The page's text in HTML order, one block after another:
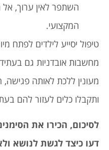
השתפר לאין ערוך,
המקצועי.
טיפול יסייע לילדים לפתח
מחשבות אובדניות גם
מעונין ללכת לאותה
ותקבלו כלים לעזור להם
לסיכום, הכירו את
דעו כיצד לגשת לנושא